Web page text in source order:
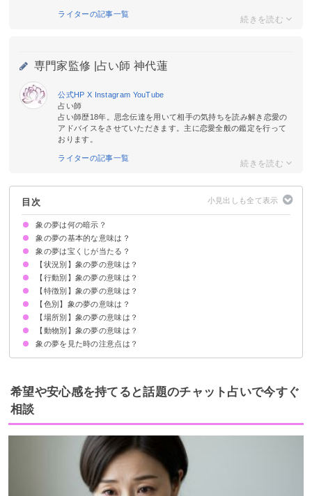
ライターの記事一覧
専門家監修 | 占い師 神代蓮
公式HP X Instagram YouTube
占い師
占い師歴18年。思念伝達を用いて相手の気持ちを読み解き恋愛の
アドバイスをさせていただきます。主に恋愛全般の鑑定を行って
おります。
ライターの記事一覧
目次
象の夢は何の暗示？
象の夢の基本的な意味は？
①豊かさの象徴
②周囲から頼られていることの暗示
状況によって意味が決まる
象の夢は宝くじが当たる？
吉夢の象の夢なら当たるかも
象の夢を見て宝くじが当たった体験談
【状況別】象の夢の意味は？
象が暴れる夢【警告夢】
象の群れの夢【吉夢】
象に襲われる夢【警告夢】
象に助けられる夢【吉夢】
象が泳ぐ夢【吉夢】
象が水浴びする夢【警告夢】
象に追いかけられる夢【警告夢】
象が怪我する夢【警告夢】
象が殺される夢【吉夢】
象が死ぬ夢【警告夢】
象の死骸の夢【警告夢】
象が出産する夢【吉夢】
象が空を飛ぶ夢【吉夢】
象に踏まれる夢【吉夢】
象が倒れる夢【警告夢】
象が走る夢【吉夢】
象が糞をする夢【吉夢】
象の置物の夢【吉夢】
象のぬいぐるみの夢【吉夢】
象のおもちゃの夢【吉夢】
象がサーカスで芸をする夢【吉夢】
象の鼻が印象的な夢【吉夢】
象が怒る夢【警告夢】
【行動別】象の夢の意味は？
象に乗る夢【吉夢】
象を飼う夢【吉夢】
象を洗う夢【警告夢】
象と喧嘩する夢【警告夢】
象を助ける夢【吉夢】
象を撫でる夢【吉夢】
象を殺す夢【警告夢】
象を食べる夢【吉夢】
【特徴別】象の夢の意味は？
子象の夢【吉夢】
大きな象の夢【警告夢】
象の赤ちゃんの夢【吉夢】
象の親子の夢【吉夢】
かわいい象の夢【吉夢】
【色別】象の夢の意味は？
赤い象の夢【吉夢】
青い象の夢【吉夢】
ピンクの象の夢【吉夢】
金色の象の夢【吉夢】
【場所別】象の夢の意味は？
象が川にいる夢【吉夢】
象が海にいる夢【吉夢】
象が動物園にいる夢【警告夢】
【動物別】象の夢の意味は？
象とキリンが出てくる夢【吉夢】
象とライオンが出てくる夢【吉夢】
象の夢を見た時の注意点は？
吉夢なら話さず警告夢や凶夢は人に話す
希望や安心感を持てると話題のチャット占いで今すぐ
相談